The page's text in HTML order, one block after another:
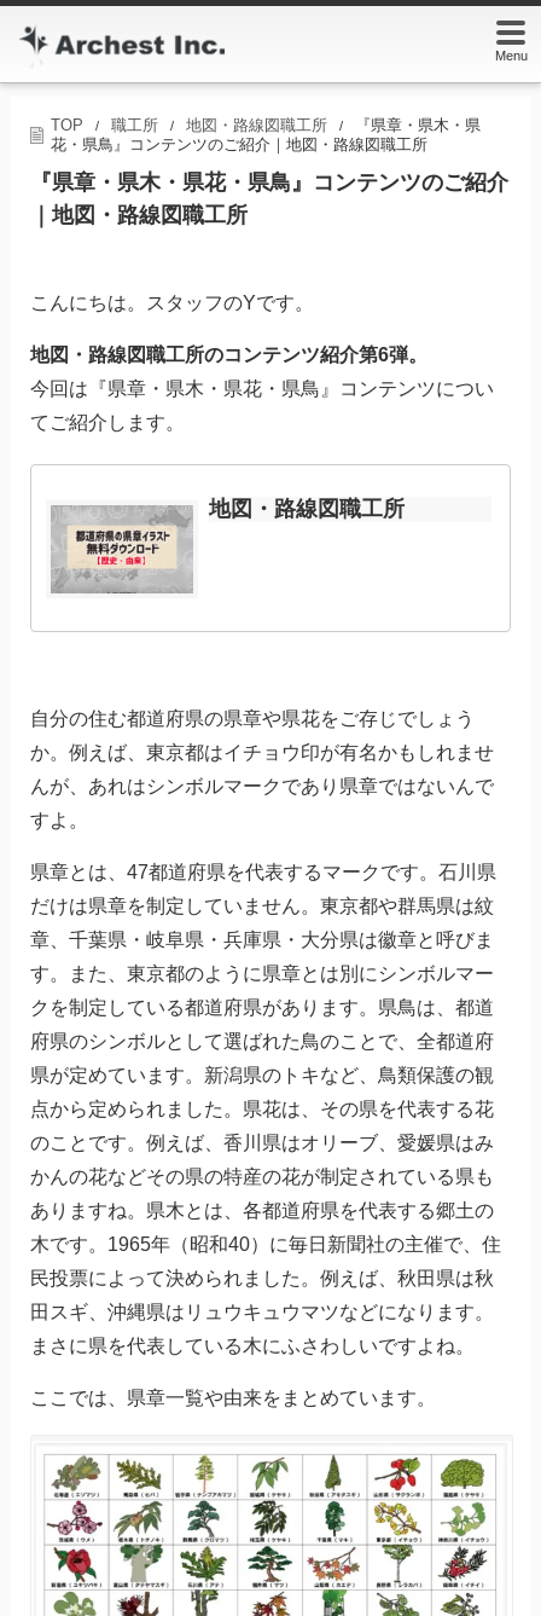
Menu
TOP / 職工所 / 地図・路線図職工所 /
『県章・県木・県
花・県鳥』コンテンツのご紹介｜地図・路線図職工所
『県章・県木・県花・県鳥』コンテンツのご紹介
｜地図・路線図職工所
こんにちは。スタッフのYです。
地図・路線図職工所のコンテンツ紹介第6弾。
今回は『県章・県木・県花・県鳥』コンテンツについ
てご紹介します。
地図・路線図職工所
自分の住む都道府県の県章や県花をご存じでしょう
か。例えば、東京都はイチョウ印が有名かもしれませ
んが、あれはシンボルマークであり県章ではないんで
すよ。
県章とは、 47都道府県を代表するマークです。石川県
だけは県章を制定していません。東京都や群馬県は紋
章、千葉県・岐阜県・兵庫県・大分県は徽章と呼びま
す。また、東京都のように県章とは別にシンボルマー
クを制定している都道府県があります。県鳥は、都道
府県のシンボルとして選ばれた鳥のことで、全都道府
県が定めています。新潟県のトキなど、鳥類保護の観
点から定められました。県花は、その県を代表する花
のことです。例えば、香川県はオリーブ、愛媛県はみ
かんの花などその県の特産の花が制定されている県も
ありますね。県木とは、各都道府県を代表する郷土の
木です。 1965年（昭和40）に毎日新聞社の主催で、住
民投票によって決められました。例えば、秋田県は秋
田スギ、沖縄県はリュウキュウマツなどになります。
まさに県を代表している木にふさわしいですよね。
ここでは、県章一覧や由来をまとめています。